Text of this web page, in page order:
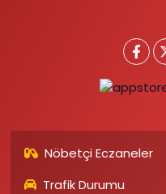
Nöbetçi Eczaneler
Trafik Durumu